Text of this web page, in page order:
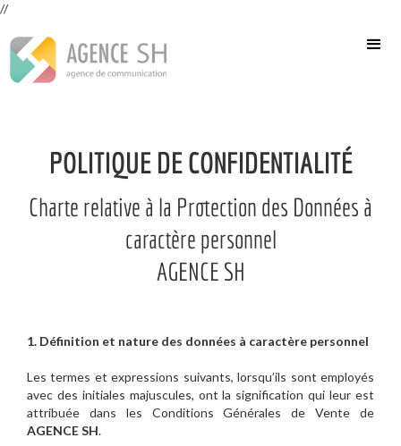
//
POLITIQUE DE CONFIDENTIALITÉ
Charte relative à la Protection des Données à
caractère personnel
AGENCE SH
1. Définition et nature des données à caractère personnel
Les termes et expressions suivants, lorsqu’ils sont employés
avec des initiales majuscules, ont la signification qui leur est
attribuée dans les Conditions Générales de Vente de
AGENCE SH.